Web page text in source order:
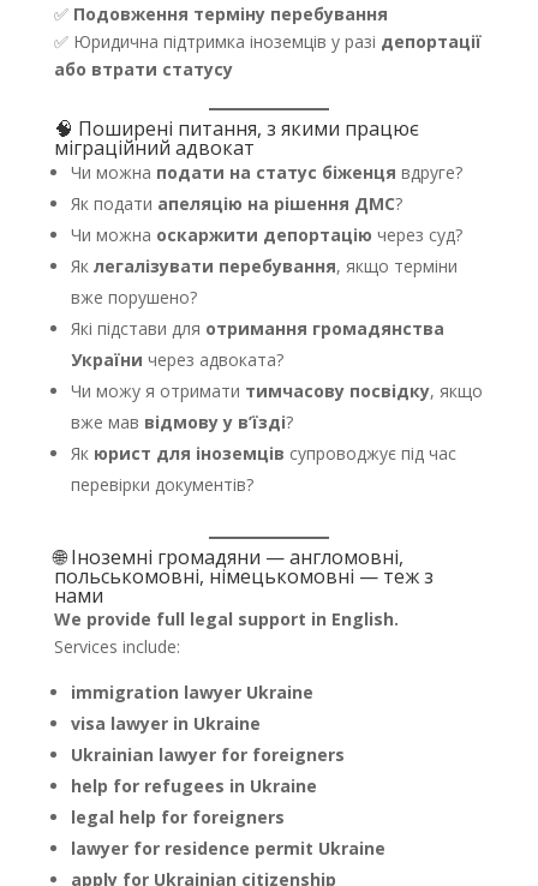
✅ Подовження терміну перебування
✅ Юридична підтримка іноземців у разі депортації
або втрати статусу
🧠 Поширені питання, з якими працює
міграційний адвокат
Чи можна подати на статус біженця вдруге?
Як подати апеляцію на рішення ДМС?
Чи можна оскаржити депортацію через суд?
Як легалізувати перебування, якщо терміни
вже порушено?
Які підстави для отримання громадянства
України через адвоката?
Чи можу я отримати тимчасову посвідку, якщо
вже мав відмову у в’їзді?
Як юрист для іноземців супроводжує під час
перевірки документів?
🌐 Іноземні громадяни — англомовні,
польськомовні, німецькомовні — теж з
нами
We provide full legal support in English.
Services include:
immigration lawyer Ukraine
visa lawyer in Ukraine
Ukrainian lawyer for foreigners
help for refugees in Ukraine
legal help for foreigners
lawyer for residence permit Ukraine
apply for Ukrainian citizenship